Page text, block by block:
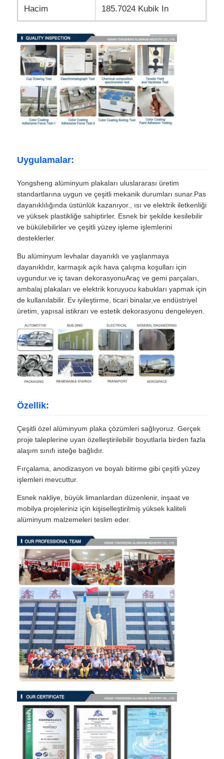
Hacim 185.7024 Kubik In
Uygulamalar:
Yongsheng alüminyum plakaları uluslararası üretim
standartlarına uygun ve çeşitli mekanik durumları sunar.Pas
dayanıklılığında üstünlük kazanıyor., ısı ve elektrik iletkenliği
ve yüksek plastikliğe sahiptirler. Esnek bir şekilde kesilebilir
ve bükülebilirler ve çeşitli yüzey işleme işlemlerini
desteklerler.
Bu alüminyum levhalar dayanıklı ve yaşlanmaya
dayanıklıdır, karmaşık açık hava çalışma koşulları için
uygundur.ve iç tavan dekorasyonuAraç ve gemi parçaları,
ambalaj plakaları ve elektrik koruyucu kabukları yapmak için
de kullanılabilir. Ev iyileştirme, ticari binalar,ve endüstriyel
üretim, yapısal istikrarı ve estetik dekorasyonu dengeleyen.
Özellik:
Çeşitli özel alüminyum plaka çözümleri sağlıyoruz. Gerçek
proje taleplerine uyan özelleştirilebilir boyutlarla birden fazla
alaşım sınıfı isteğe bağlıdır.
Fırçalama, anodizasyon ve boyalı bitirme gibi çeşitli yüzey
işlemleri mevcuttur.
Esnek nakliye, büyük limanlardan düzenlenir, inşaat ve
mobilya projeleriniz için kişiselleştirilmiş yüksek kaliteli
alüminyum malzemeleri teslim eder.